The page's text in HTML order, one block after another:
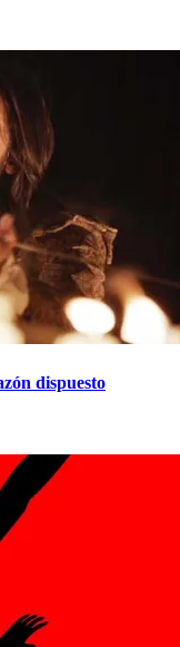
dispuesto